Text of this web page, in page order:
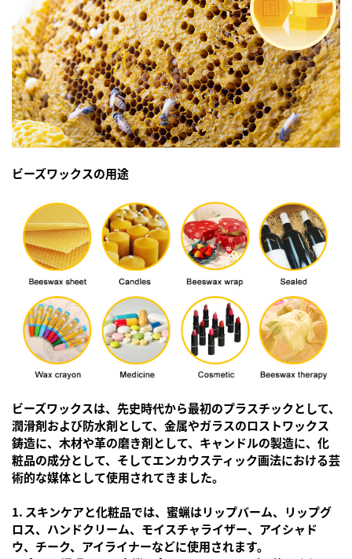
ビーズワックスの用途
ビーズワックスは、先史時代から最初のプラスチックとして、
潤滑剤および防水剤として、金属やガラスのロストワックス
鋳造に、木材や革の磨き剤として、キャンドルの製造に、化
粧品の成分として、そしてエンカウスティック画法における芸
術的な媒体として使用されてきました。
1. スキンケアと化粧品では、蜜蝋はリップバーム、リップグ
ロス、ハンドクリーム、モイスチャライザー、アイシャド
ウ、チーク、アイライナーなどに使用されます。